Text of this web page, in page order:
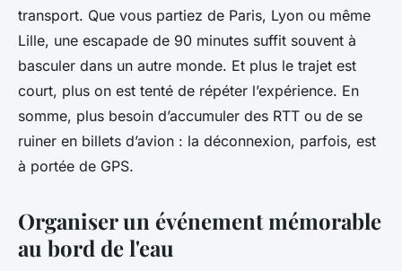
transport. Que vous partiez de Paris, Lyon ou même
Lille, une escapade de 90 minutes suffit souvent à
basculer dans un autre monde. Et plus le trajet est
court, plus on est tenté de répéter l’expérience. En
somme, plus besoin d’accumuler des RTT ou de se
ruiner en billets d’avion : la déconnexion, parfois, est
à portée de GPS.
Organiser un événement mémorable
au bord de l'eau